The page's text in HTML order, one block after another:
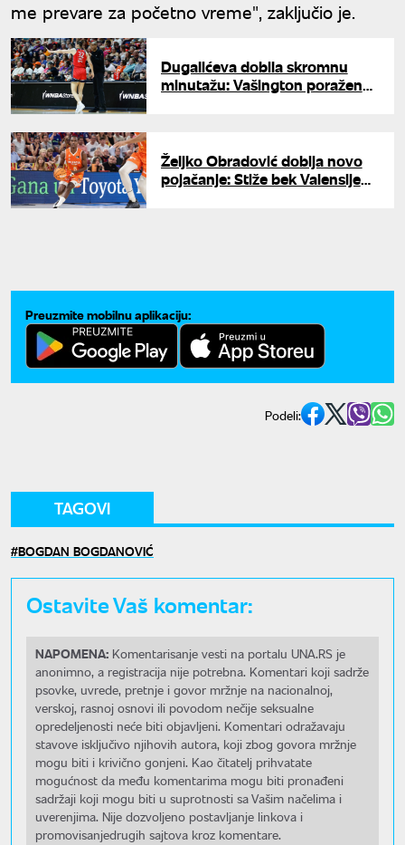
me prevare za početno vreme", zaključio je.
Dugalićeva dobila skromnu
minutažu: Vašington poražen
Željko Obradović dobija novo
pojačanje: Stiže bek Valensije
Preuzmite mobilnu aplikaciju:
Podeli:
TAGOVI
BOGDAN BOGDANOVIĆ
Ostavite Vaš komentar:
NAPOMENA: Komentarisanje vesti na portalu UNA.RS je
anonimno, a registracija nije potrebna. Komentari koji sadrže
psovke, uvrede, pretnje i govor mržnje na nacionalnoj,
verskoj, rasnoj osnovi ili povodom nečije seksualne
opredeljenosti neće biti objavljeni. Komentari odražavaju
stavove isključivo njihovih autora, koji zbog govora mržnje
mogu biti i krivično gonjeni. Kao čitatelj prihvatate
mogućnost da među komentarima mogu biti pronađeni
sadržaji koji mogu biti u suprotnosti sa Vašim načelima i
uverenjima. Nije dozvoljeno postavljanje linkova i
promovisanjedrugih sajtova kroz komentare.